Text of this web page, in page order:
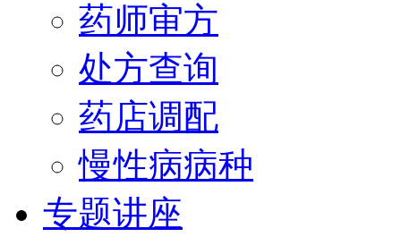
药师审方
处方查询
药店调配
慢性病病种
专题讲座